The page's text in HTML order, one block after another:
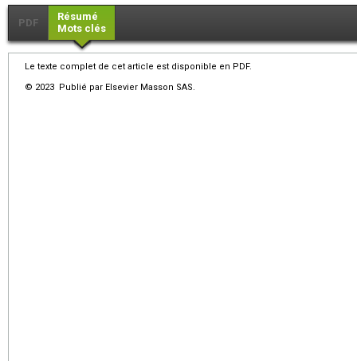
PDF
Résumé
Mots clés
Le texte complet de cet article est disponible en PDF.
© 2023 Publié par Elsevier Masson SAS.